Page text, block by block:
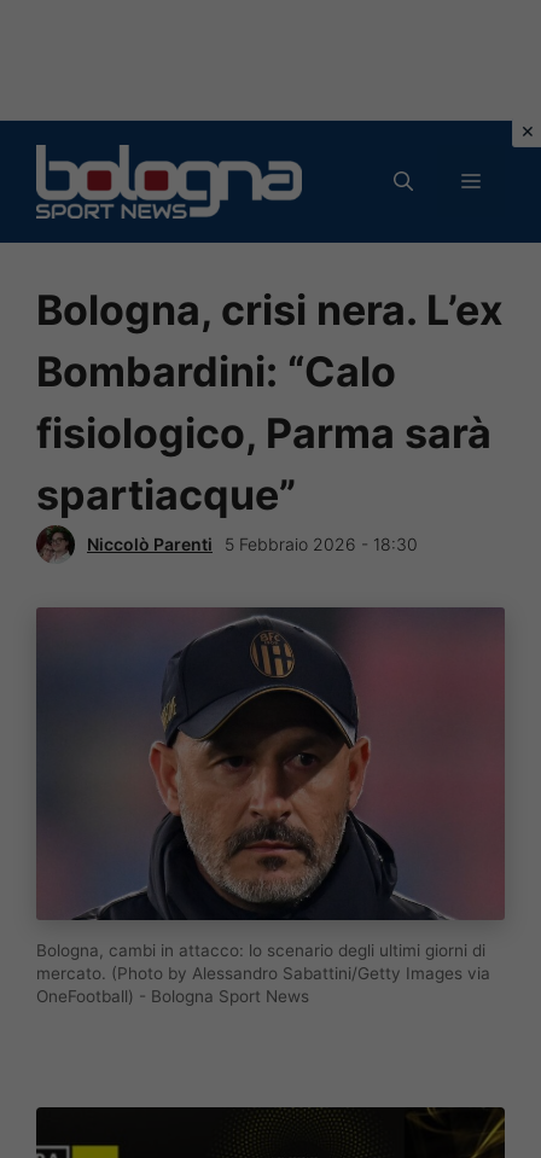
contenuto
MENU
Bologna, crisi nera. L’ex
Bombardini: “Calo
fisiologico, Parma sarà
spartiacque”
Niccolò Parenti 5 Febbraio 2026 - 18:30
Bologna, cambi in attacco: lo scenario degli ultimi giorni di
mercato. (Photo by Alessandro Sabattini/Getty Images via
OneFootball) - Bologna Sport News